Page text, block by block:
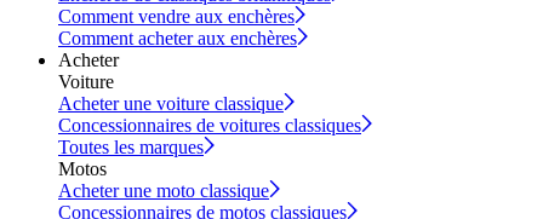
Comment vendre aux enchères
Comment acheter aux enchères
Acheter
Voiture
Acheter une voiture classique
Concessionnaires de voitures classiques
Toutes les marques
Motos
Acheter une moto classique
Concessionnaires de motos classiques